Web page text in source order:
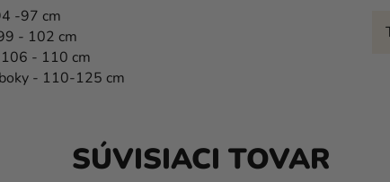
-97 cm
- 102 cm
- 110 cm
- 110-125 cm
SÚVISIACI TOVAR